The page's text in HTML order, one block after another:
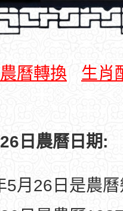
曆轉換
生肖
日農曆日期:
5月26日是農